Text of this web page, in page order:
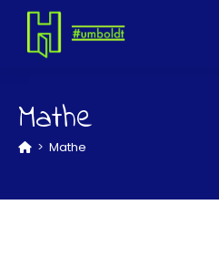
Mathe
> Mathe